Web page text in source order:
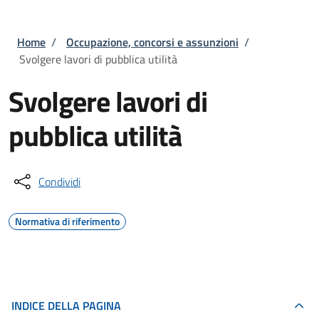
Briciole di pane
Home / Occupazione, concorsi e assunzioni /
Svolgere lavori di pubblica utilità
Svolgere lavori di
pubblica utilità
Condividi
Normativa di riferimento
INDICE DELLA PAGINA